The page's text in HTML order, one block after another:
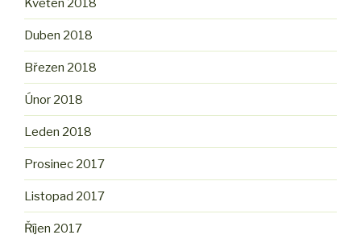
Květen 2018
Duben 2018
Březen 2018
Únor 2018
Leden 2018
Prosinec 2017
Listopad 2017
Říjen 2017